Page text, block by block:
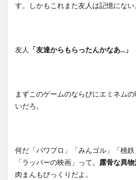
す。しかもこれまた友人は記憶にない
友人 「友達からもらったんかなあ...」
まずこのゲームのならびにエミネム
いだろ。
何だ「パワプロ」「みんゴル」「桃鉄
「ラッパーの映画」って。 露骨な異物
肉まんもびっくりだよ。